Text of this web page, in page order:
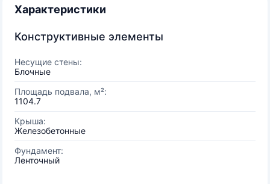
Характеристики
Конструктивные элементы
Несущие стены:
Блочные
Площадь подвала, м²:
1104.7
Крыша:
Железобетонные
Фундамент:
Ленточный